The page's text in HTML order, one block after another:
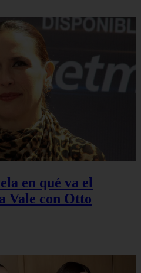
en qué va el
Vale con Otto